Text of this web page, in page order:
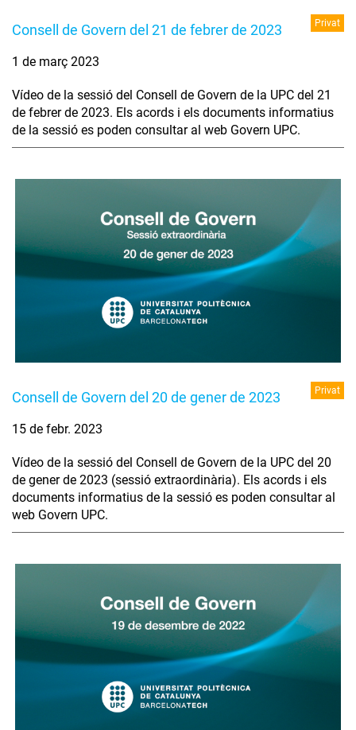
Consell de Govern del 21 de febrer de 2023 Privat
1 de març 2023
Vídeo de la sessió del Consell de Govern de la UPC del 21
de febrer de 2023. Els acords i els documents informatius
de la sessió es poden consultar al web Govern UPC.
Consell de Govern del 20 de gener de 2023 Privat
15 de febr. 2023
Vídeo de la sessió del Consell de Govern de la UPC del 20
de gener de 2023 (sessió extraordinària). Els acords i els
documents informatius de la sessió es poden consultar al
web Govern UPC.